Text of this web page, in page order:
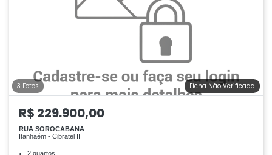
3 Fotos Ficha Não Verificada
R$ 229.900,00
RUA SOROCABANA
Itanhaém - Cibratel II
2 quartos